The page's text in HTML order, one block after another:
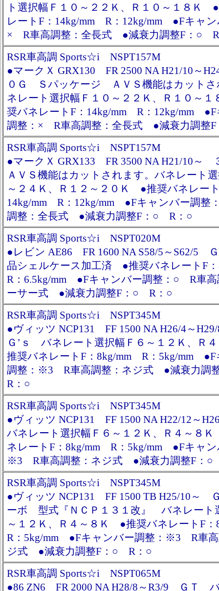
ト選択幅Ｆ１０～２２Ｋ、Ｒ１０～１８Ｋ
レートF：14kg/mm R：12kg/mm ●Fキャン
× R車高調整：全長式 ●減衰力調整F：○
RSR車高調 Sports☆i NSPT157M
●マークＸ GRX130 FR 2500 NA H21/10～
０Ｇ Ｓパッケージ ＡＶＳ機能はカットさ
ネレート選択幅Ｆ１０～２２Ｋ、Ｒ１０～
奨バネレートF：14kg/mm R：12kg/mm ●F
調整：× R車高調整：全長式 ●減衰力調整
RSR車高調 Sports☆i NSPT157M
●マークＸ GRX133 FR 3500 NA H21/10
ＡＶＳ機能はカットされます。バネレート
～２４Ｋ、Ｒ１２～２０Ｋ ●推奨バネレー
14kg/mm R：12kg/mm ●Fキャンバー調整
調整：全長式 ●減衰力調整F：○ R：○
RSR車高調 Sports☆i NSPT020M
●レビン AE86 FR 1600 NA S58/5～S62/5
品シェルケース加工済 ●推奨バネレートF
R：6.5kg/mm ●Fキャンバー調整：○ R車高
ーサー式 ●減衰力調整F：○ R：○
RSR車高調 Sports☆i NSPT345M
●ヴィッツ NCP131 FF 1500 NA H26/4～
Ｇ’ｓ バネレート選択幅Ｆ６～１２Ｋ、Ｒ
推奨バネレートF：8kg/mm R：5kg/mm ●F
調整：※3 R車高調整：ネジ式 ●減衰力
R：○
RSR車高調 Sports☆i NSPT345M
●ヴィッツ NCP131 FF 1500 NA H22/12～
バネレート選択幅Ｆ６～１２Ｋ、Ｒ４～８
ネレートF：8kg/mm R：5kg/mm ●Fキャン
※3 R車高調整：ネジ式 ●減衰力調整F：
RSR車高調 Sports☆i NSPT345M
●ヴィッツ NCP131 FF 1500 TB H25/10～
ーボ 型式『ＮＣＰ１３１改』 バネレート
～１２Ｋ、Ｒ４～８Ｋ ●推奨バネレートF
R：5kg/mm ●Fキャンバー調整：※3 R車高
ジ式 ●減衰力調整F：○ R：○
RSR車高調 Sports☆i NSPT065M
●86 ZN6 FR 2000 NA H28/8～R3/9 ＧＴ